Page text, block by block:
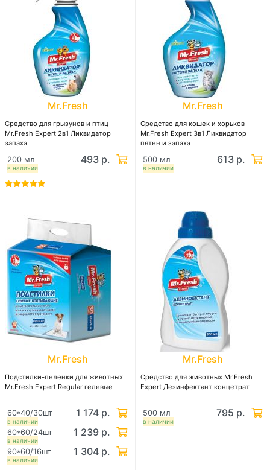
Mr.Fresh
Средство для грызунов и птиц
Mr.Fresh Expert 2в1 Ликвидатор
запаха
в наличии
200 мл 493 р.
Mr.Fresh
Средство для кошек и хорьков
Mr.Fresh Expert 3в1 Ликвидатор
пятен и запаха
в наличии
500 мл 613 р.
Mr.Fresh
Подстилки-пеленки для животных
Mr.Fresh Expert Regular гелевые
в наличии
60*40/30шт 1 174 р.
в наличии
60*60/24шт 1 239 р.
в наличии
90*60/16шт 1 304 р.
Mr.Fresh
Средство для животных Mr.Fresh
Expert Дезинфектант концетрат
в наличии
500 мл 795 р.